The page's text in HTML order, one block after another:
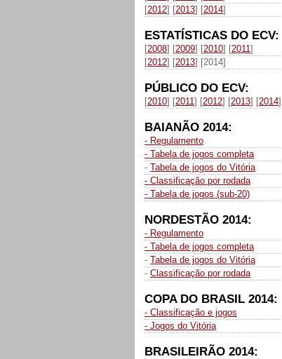
[2012] [2013] [2014]
ESTATÍSTICAS DO ECV:
[2008] [2009] [2010] [2011]
[2012] [2013] [2014]
PÚBLICO DO ECV:
[2010] [2011] [2012] [2013] [2014]
BAIANÃO 2014:
- Regulamento
- Tabela de jogos completa
- Tabela de jogos do Vitória
- Classificação por rodada
- Tabela de jogos (sub-20)
NORDESTÃO 2014:
- Regulamento
- Tabela de jogos completa
- Tabela de jogos do Vitória
- Classificação por rodada
COPA DO BRASIL 2014:
- Classificação e jogos
- Jogos do Vitória
BRASILEIRÃO 2014: